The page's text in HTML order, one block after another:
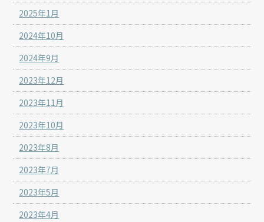
2025年1月
2024年10月
2024年9月
2023年12月
2023年11月
2023年10月
2023年8月
2023年7月
2023年5月
2023年4月